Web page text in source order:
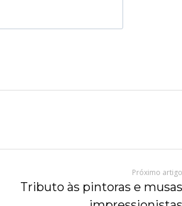
Próximo artigo
Tributo às pintoras e musas